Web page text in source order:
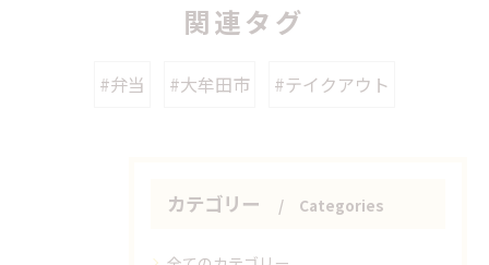
関連タグ
#弁当 #大牟田市 #テイクアウト
カテゴリー Categories